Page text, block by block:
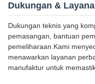
Dukungan &
Dukungan teknis yang
pemasangan, bantuan
pemeliharaan.Kami
menawarkan layanan
manufaktur untuk